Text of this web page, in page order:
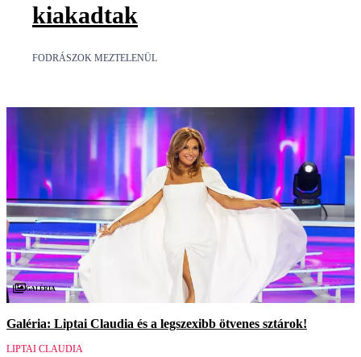
kiakadtak
FODRÁSZOK MEZTELENÜL
Galéria
Galéria: Liptai Claudia és a legszexibb ötvenes sztárok!
LIPTAI CLAUDIA